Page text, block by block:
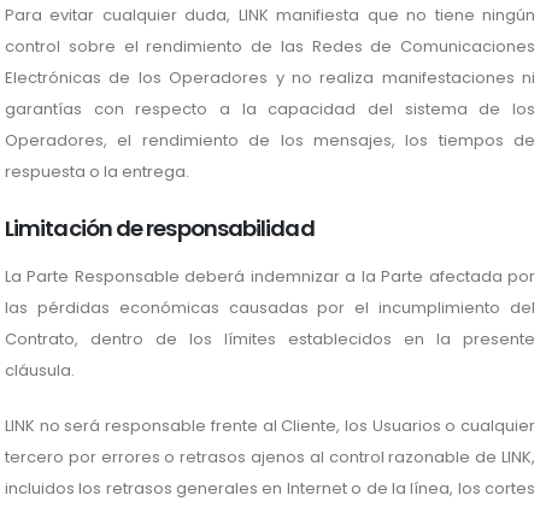
Para evitar cualquier duda, LINK manifiesta que no tiene ningún
control sobre el rendimiento de las Redes de Comunicaciones
Electrónicas de los Operadores y no realiza manifestaciones ni
garantías con respecto a la capacidad del sistema de los
Operadores, el rendimiento de los mensajes, los tiempos de
respuesta o la entrega.
Limitación de responsabilidad
La Parte Responsable deberá indemnizar a la Parte afectada por
las pérdidas económicas causadas por el incumplimiento del
Contrato, dentro de los límites establecidos en la presente
cláusula.
LINK no será responsable frente al Cliente, los Usuarios o cualquier
tercero por errores o retrasos ajenos al control razonable de LINK,
incluidos los retrasos generales en Internet o de la línea, los cortes